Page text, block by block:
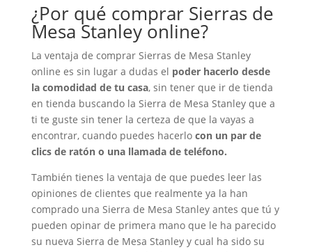
¿Por qué comprar Sierras de
Mesa Stanley online?
La ventaja de comprar Sierras de Mesa Stanley
online es sin lugar a dudas el poder hacerlo desde
la comodidad de tu casa, sin tener que ir de tienda
en tienda buscando la Sierra de Mesa Stanley que a
ti te guste sin tener la certeza de que la vayas a
encontrar, cuando puedes hacerlo con un par de
clics de ratón o una llamada de teléfono.
También tienes la ventaja de que puedes leer las
opiniones de clientes que realmente ya la han
comprado una Sierra de Mesa Stanley antes que tú y
pueden opinar de primera mano que le ha parecido
su nueva Sierra de Mesa Stanley y cual ha sido su